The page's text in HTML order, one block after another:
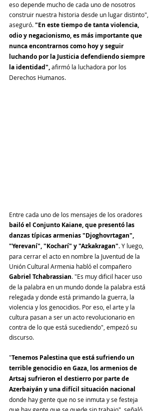
eso depende mucho de cada uno de nosotros
construir nuestra historia desde un lugar distinto",
aseguró. "En este tiempo de tanta violencia,
odio y negacionismo, es más importante que
nunca encontrarnos como hoy y seguir
luchando por la Justicia defendiendo siempre
la identidad", afirmó la luchadora por los
Derechos Humanos.
Entre cada uno de los mensajes de los oradores
bailó el Conjunto Kaiane, que presentó las
danzas típicas armenias "Djoghovrtagan",
"Yerevaní", "Kocharí" y "Azkakragan". Y luego,
para cerrar el acto en nombre la Juventud de la
Unión Cultural Armenia habló el compañero
Gabriel Tchabrassian. "Es muy dificil hacer uso
de la palabra en un mundo donde la palabra está
relegada y donde está primando la guerra, la
violencia y los genocidios. Por eso, el arte y la
cultura pasan a ser un acto revolucionario en
contra de lo que está sucediendo", empezó su
discurso.
"Tenemos Palestina que está sufriendo un
terrible genocidio en Gaza, los armenios de
Artsaj sufrieron el destierro por parte de
Azerbaiyán y una difícil situación nacional
donde hay gente que no se inmuta y se festeja